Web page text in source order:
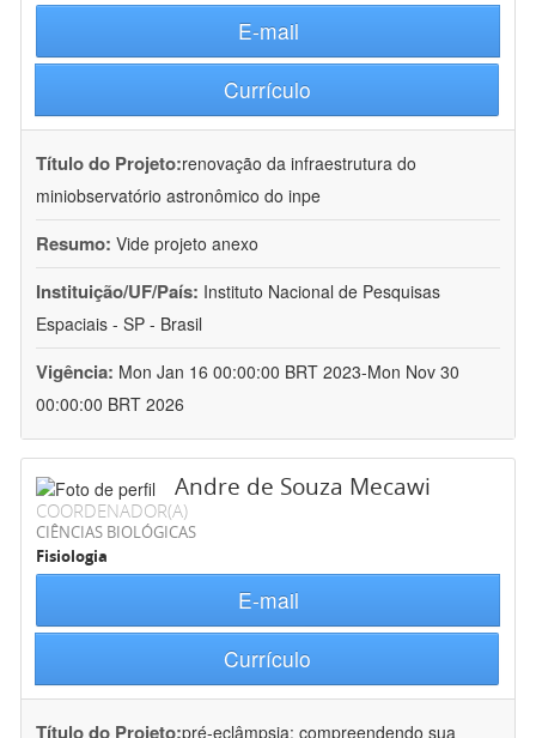
E-mail
Currículo
Título do Projeto:renovação da infraestrutura do
miniobservatório astronômico do inpe
Resumo: Vide projeto anexo
Instituição/UF/País: Instituto Nacional de Pesquisas
Espaciais - SP - Brasil
Vigência: Mon Jan 16 00:00:00 BRT 2023-Mon Nov 30
00:00:00 BRT 2026
Andre de Souza Mecawi
COORDENADOR(A)
CIÊNCIAS BIOLÓGICAS
Fisiologia
E-mail
Currículo
Título do Projeto:pré-eclâmpsia: compreendendo sua